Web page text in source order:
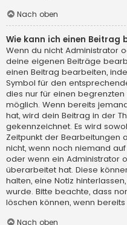
Nach oben
Wie kann ich einen Beitrag
Wenn du nicht Administrator
deine eigenen Beiträge
einen Beitrag bearbeiten,
Symbol für den
dies nur für einen
möglich. Wenn bereits
hat, wird dein Beitrag in der
gekennzeichnet. Es wird
Zeitpunkt der Bearbeitungen
nicht, wenn noch niemand
oder wenn ein Administrator
überarbeitet hat. Diese
halten, eine Notiz
wurde. Bitte beachte, dass
löschen können, wenn
Nach oben